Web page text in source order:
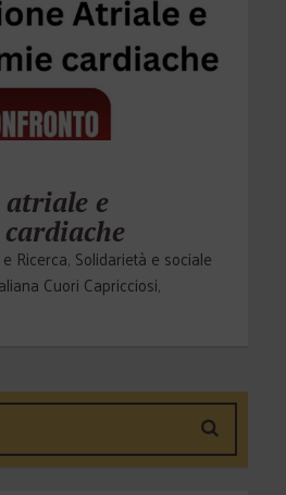
e
Ricerca, Solidarietà e sociale
Cuori Capricciosi,